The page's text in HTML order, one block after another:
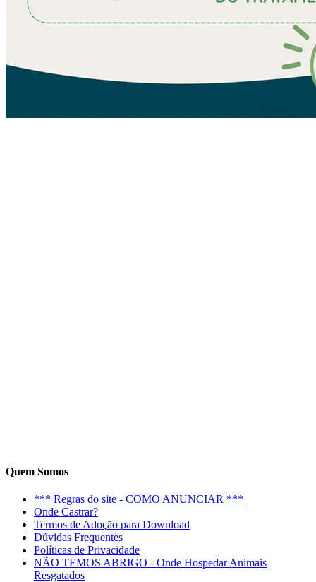
Quem Somos
*** Regras do site - COMO ANUNCIAR ***
Onde Castrar?
Termos de Adoção para Download
Dúvidas Frequentes
Políticas de Privacidade
NÃO TEMOS ABRIGO - Onde Hospedar Animais
Resgatados